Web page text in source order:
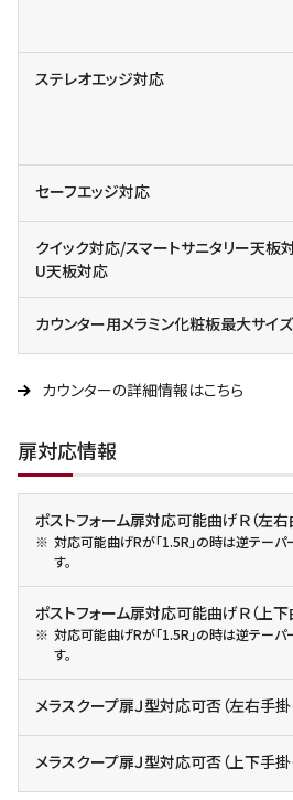
ステレオエッジ対応
セーフエッジ対応
クイック対応/スマートサニタリー天板
U天板対応
カウンター用メラミン化粧板最大サイズ
カウンターの詳細情報はこちら
扉対応情報
ポストフォーム扉対応可能曲げＲ（左右
対応可能曲げRが「1.5R」の時は逆テー
す。
ポストフォーム扉対応可能曲げＲ（上下
対応可能曲げRが「1.5R」の時は逆テー
す。
メラスクープ扉Ｊ型対応可否（左右手掛
メラスクープ扉Ｊ型対応可否（上下手掛